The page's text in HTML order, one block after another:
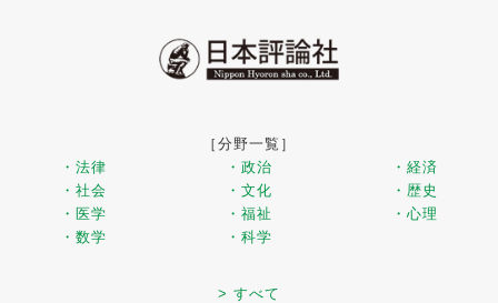
［分野一覧］
・法律
・政治
・経済
・社会
・文化
・歴史
・医学
・福祉
・心理
・数学
・科学
> すべて